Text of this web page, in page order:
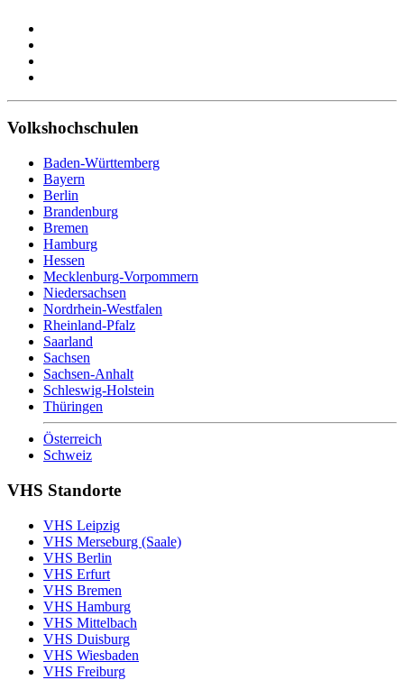
Volkshochschulen
Baden-Württemberg
Bayern
Berlin
Brandenburg
Bremen
Hamburg
Hessen
Mecklenburg-Vorpommern
Niedersachsen
Nordrhein-Westfalen
Rheinland-Pfalz
Saarland
Sachsen
Sachsen-Anhalt
Schleswig-Holstein
Thüringen
Österreich
Schweiz
VHS Standorte
VHS Leipzig
VHS Merseburg (Saale)
VHS Berlin
VHS Erfurt
VHS Bremen
VHS Hamburg
VHS Mittelbach
VHS Duisburg
VHS Wiesbaden
VHS Freiburg